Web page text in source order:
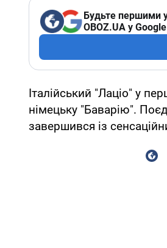
Будьте першими
OBOZ.UA у Google
Італійський "Лаціо" у
німецьку "Баварію".
завершився із